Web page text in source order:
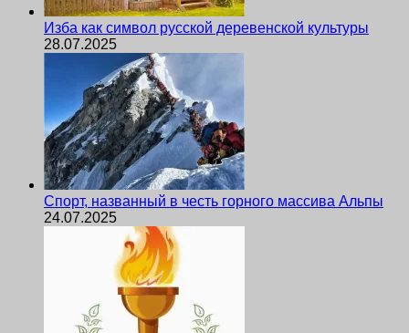
Изба как символ русской деревенской культуры
28.07.2025
Спорт, названный в честь горного массива Альпы
24.07.2025